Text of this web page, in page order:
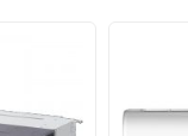
незаметной, так
и комфортом в